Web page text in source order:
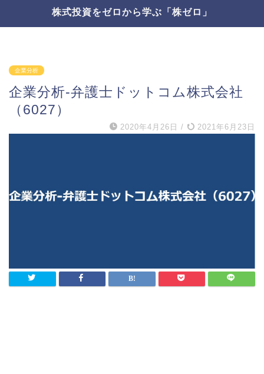
株式投資をゼロから学ぶ「株ゼロ」
企業分析
企業分析-弁護士ドットコム株式会社
（6027）
2020年4月26日 / 2021年6月23日